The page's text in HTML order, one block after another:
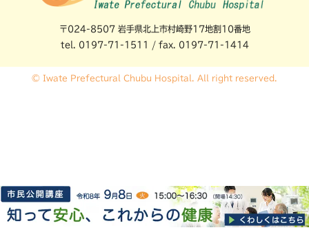
〒024-8507 岩手県北上市村崎野17地割10番地
tel. 0197-71-1511 / fax. 0197-71-1414
© Iwate Prefectural Chubu Hospital. All right reserved.